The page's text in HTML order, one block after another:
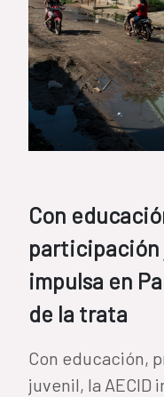
Con
participación
impulsa en
de la trata
Con educación,
juvenil, la AECID